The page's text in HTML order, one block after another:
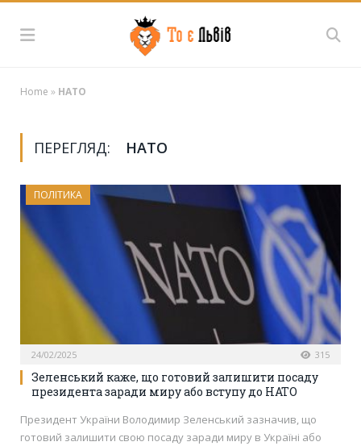
Home » НАТО
ПЕРЕГЛЯД: НАТО
ПОЛІТИКА
24/02/2025 315
Зеленський каже, що готовий залишити посаду
президента заради миру або вступу до НАТО
Президент України Володимир Зеленський зазначив, що
готовий залишити свою посаду заради миру в Україні або